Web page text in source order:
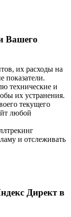
Вашего
их расходы на
показатели.
технические и
их устранения.
текущего
любой
и отслеживать
Директ в